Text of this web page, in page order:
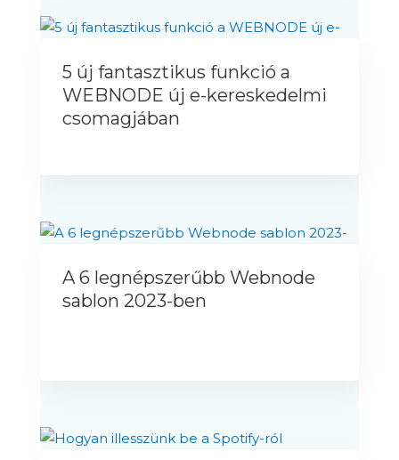
5 új fantasztikus funkció a
WEBNODE új e-kereskedelmi
csomagjában
A 6 legnépszerűbb Webnode
sablon 2023-ben